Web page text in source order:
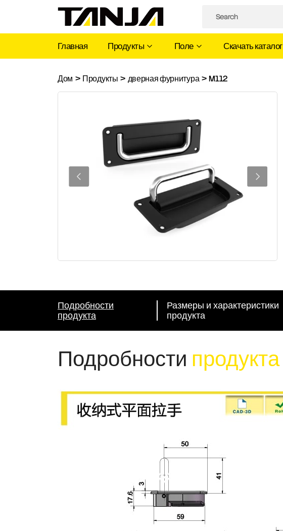
Главная Продукты Поле Скачать каталог
Дом > Продукты > дверная фурнитура > M112
Подробности
продукта
Размеры и характеристики
продукта
Подробности продукта